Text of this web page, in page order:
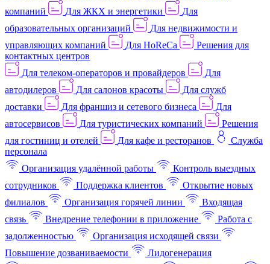
компаний
Для ЖКХ и энергетики
Для
образовательных организаций
Для недвижимости и
управляющих компаний
Для HoReCa
Решения для
контактных центров
Для телеком-операторов и провайдеров
Для
автодилеров
Для салонов красоты
Для служб
доставки
Для франшиз и сетевого бизнеса
Для
автосервисов
Для туристических компаний
Решения
для гостиниц и отелей
Для кафе и ресторанов
Служба
персонала
Организация удалённой работы
Контроль выездных
сотрудников
Поддержка клиентов
Открытие новых
филиалов
Организация горячей линии
Входящая
связь
Внедрение телефонии в приложение
Работа с
задолженностью
Организация исходящей связи
Повышение дозваниваемости
Лидогенерация